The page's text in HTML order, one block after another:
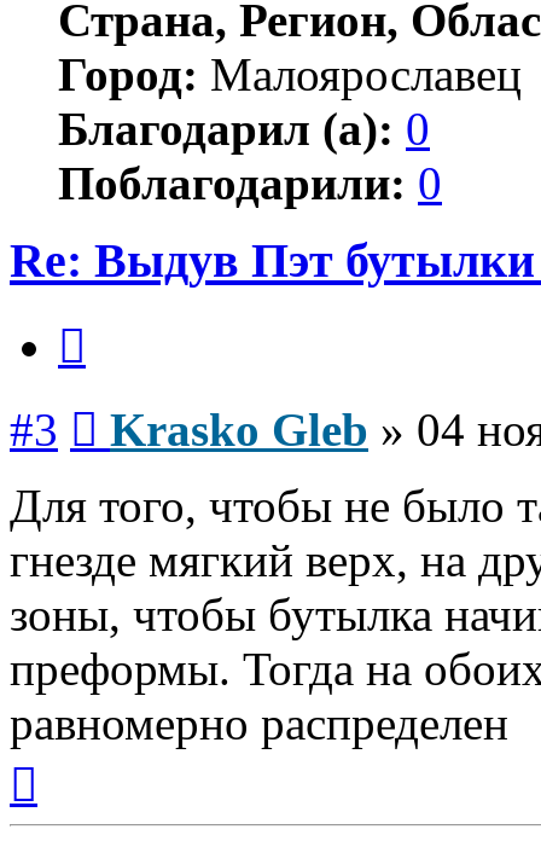
Страна, Регион,
Город: Малоярославец
Благодарил (а): 0
Поблагодарили: 0
Re: Выдув Пэт
#3 Krasko Gleb » 04
Для того, чтобы не было
гнезде мягкий верх, на
зоны, чтобы бутылка
преформы. Тогда на
равномерно распределен
началу